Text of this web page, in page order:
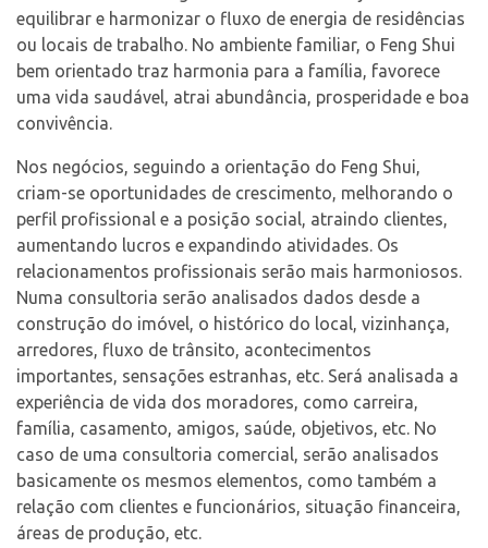
equilibrar e harmonizar o fluxo de energia de residências
ou locais de trabalho. No ambiente familiar, o Feng Shui
bem orientado traz harmonia para a família, favorece
uma vida saudável, atrai abundância, prosperidade e boa
convivência.
Nos negócios, seguindo a orientação do Feng Shui,
criam-se oportunidades de crescimento, melhorando o
perfil profissional e a posição social, atraindo clientes,
aumentando lucros e expandindo atividades. Os
relacionamentos profissionais serão mais harmoniosos.
Numa consultoria serão analisados dados desde a
construção do imóvel, o histórico do local, vizinhança,
arredores, fluxo de trânsito, acontecimentos
importantes, sensações estranhas, etc. Será analisada a
experiência de vida dos moradores, como carreira,
família, casamento, amigos, saúde, objetivos, etc. No
caso de uma consultoria comercial, serão analisados
basicamente os mesmos elementos, como também a
relação com clientes e funcionários, situação financeira,
áreas de produção, etc.